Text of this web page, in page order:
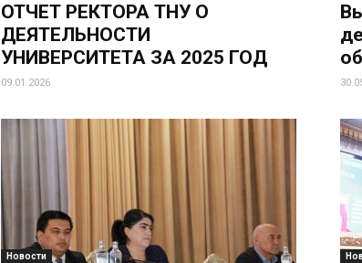
ОТЧЕТ РЕКТОРА ТНУ О
ДЕЯТЕЛЬНОСТИ
УНИВЕРСИТЕТА ЗА 2025 ГОД
09.01.2026
Новости